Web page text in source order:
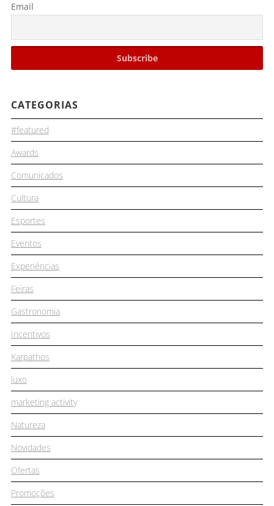
Email
CATEGORIAS
#featured
Awards
Comunicados
Cultura
Esportes
Eventos
Experiências
Feiras
Gastronomia
Incentivos
Karpathos
luxo
marketing activity
Natureza
Novidades
Ofertas
Promoções